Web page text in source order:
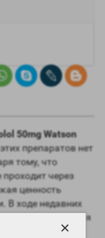
×
50mg Watson
препаратов нет
тому, что
проходит через
ценность
В ходе недавних